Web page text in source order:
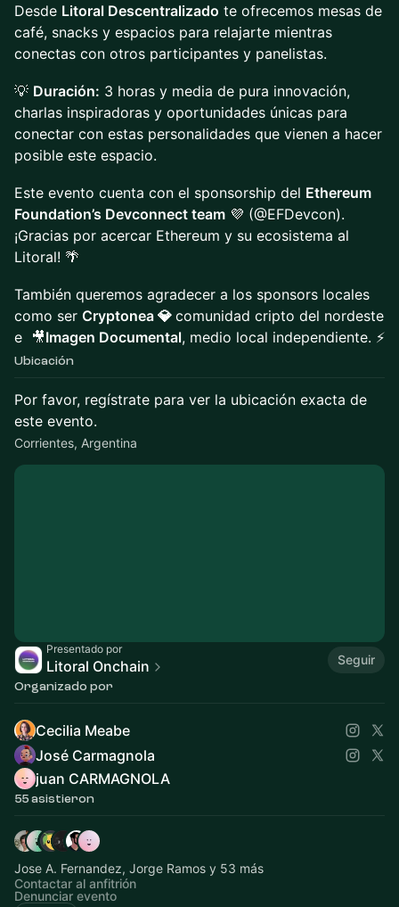
Desde Litoral Descentralizado te ofrecemos mesas de
café, snacks y espacios para relajarte mientras
conectas con otros participantes y panelistas.
💡 Duración: 3 horas y media de pura innovación,
charlas inspiradoras y oportunidades únicas para
conectar con estas personalidades que vienen a hacer
posible este espacio.
Este evento cuenta con el sponsorship del Ethereum
Foundation’s Devconnect team 💜 (@EFDevcon).
¡Gracias por acercar Ethereum y su ecosistema al
Litoral! 🌴
También queremos agradecer a los sponsors locales
como ser Cryptonea 💎 comunidad cripto del nordeste
e 🎥Imagen Documental, medio local independiente. ⚡
Ubicación
Por favor, regístrate para ver la ubicación exacta de
este evento.
Corrientes, Argentina
Presentado por
Litoral Onchain Seguir
Organizado por
Cecilia Meabe
José Carmagnola
juan CARMAGNOLA
55 asistieron
Jose A. Fernandez, Jorge Ramos y 53 más
Contactar al anfitrión
Denunciar evento